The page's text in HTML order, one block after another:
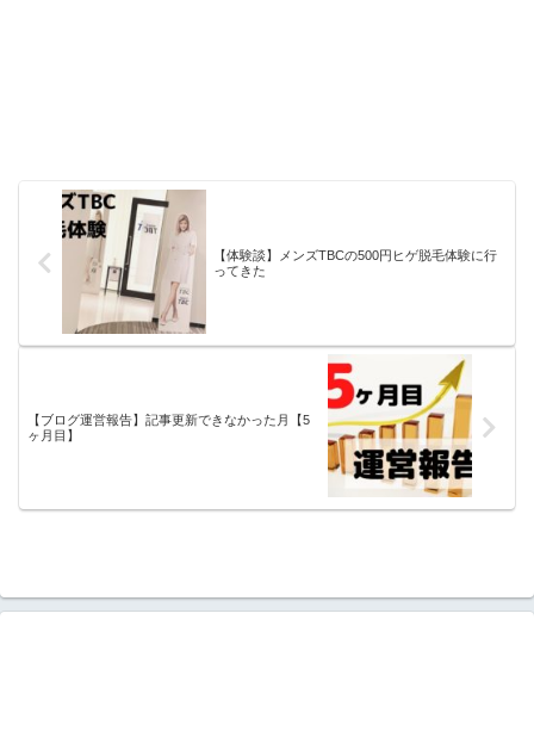
【体験談】メンズTBCの500円ヒゲ脱毛体験に行
ってきた
【ブログ運営報告】記事更新できなかった月【5
ヶ月目】